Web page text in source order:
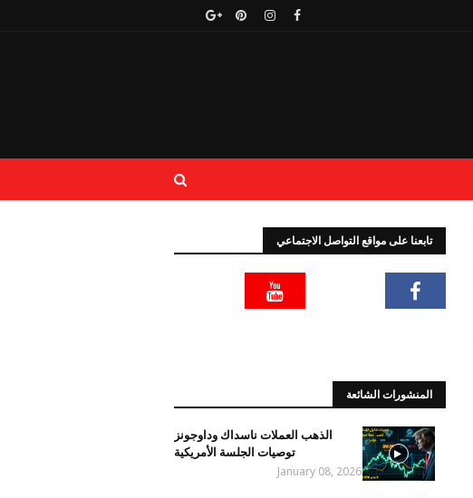
تابعنا على مواقع التواصل الاجتماعي
المنشورات الشائعة
الذهب العملات ناسداك وداوجونز
توصيات الجلسة الأمريكية
January 08, 2026